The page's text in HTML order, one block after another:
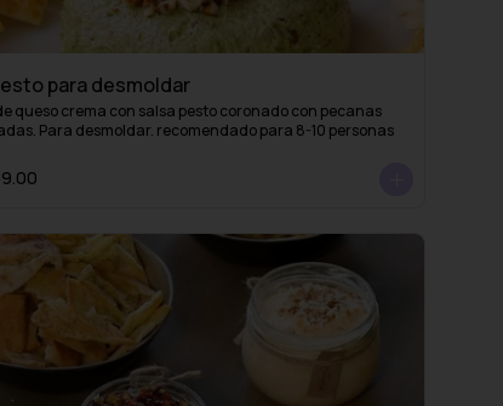
para desmoldar
queso crema con salsa pesto coronado con pecanas
Para desmoldar. recomendado para 8-10 personas